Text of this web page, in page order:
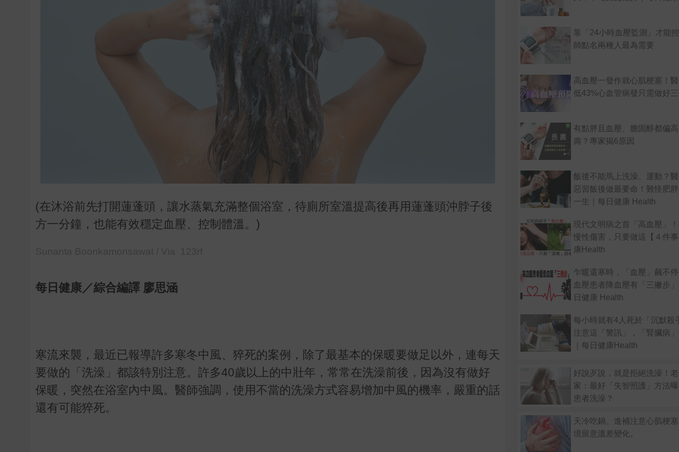
(在沐浴前先打開蓮蓬頭，讓水蒸氣充滿整個浴室，待廁所室溫提高後再用蓮蓬頭沖脖子後
方一分鐘，也能有效穩定血壓、控制體溫。)
每日健康／綜合編譯 廖思涵
寒流來襲，最近已報導許多寒冬中風、猝死的案例，除了最基本的保暖要做足以外，連每天
要做的「洗澡」都該特別注意。許多40歲以上的中壯年，常常在洗澡前後，因為沒有做好
保暖，突然在浴室內中風。醫師強調，使用不當的洗澡方式容易增加中風的機率，嚴重的話
還有可能猝死。
靠「24小時血壓監測」才能
師點名兩種人最為需要
高血壓一發作就心肌梗塞！
低43%心血管病發只需做好
有點胖且血壓、膽固醇都偏
壽？專家揭6原因
飯後不能馬上洗澡、運動？
惡習飯後做最要命！難怪肥
一生｜每日健康 Health
現代文明病之首「高血壓」
慢性傷害，只要做這【４件
康Health
乍暖還寒時，「血壓」飆不
血壓患者降血壓有「三撇步
日健康 Health
每小時就有4人死於「沉默殺
注意這「警訊」，「腎臟病
｜每日健康Health
好說歹說，就是拒絕洗澡！
家：最好「失智照護」方法
患者洗澡？
天冷吃鍋、進補注意心肌梗
境留意溫差變化。